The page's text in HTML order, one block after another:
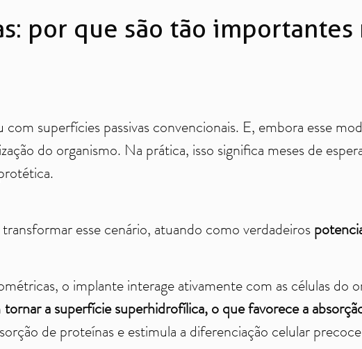
por que são tão importantes
superfícies passivas convencionais. E, embora esse
do organismo. Na prática, isso significa meses de
esse cenário, atuando como verdadeiros
o implante interage ativamente com as células do
tornar a superfície superhidrofílica, o que favorece a
de proteínas e estimula a diferenciação celular